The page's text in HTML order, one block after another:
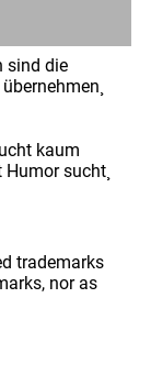
sind die
kaum
sucht¸
trademarks
nor as